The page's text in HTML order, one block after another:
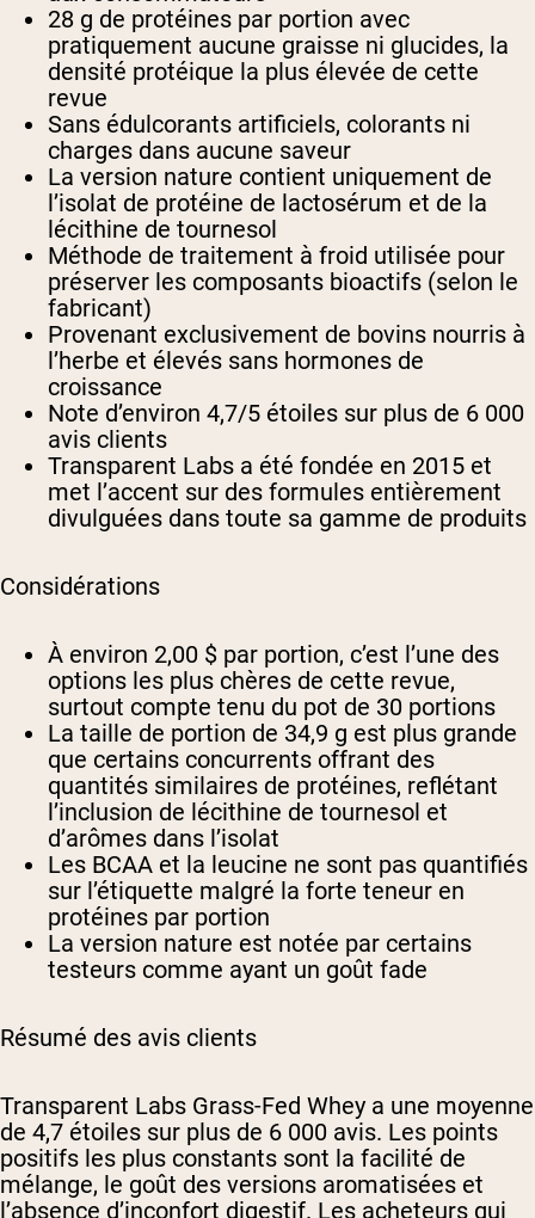
28 g de protéines par portion avec
pratiquement aucune graisse ni glucides, la
densité protéique la plus élevée de cette
revue
Sans édulcorants artificiels, colorants ni
charges dans aucune saveur
La version nature contient uniquement de
l’isolat de protéine de lactosérum et de la
lécithine de tournesol
Méthode de traitement à froid utilisée pour
préserver les composants bioactifs (selon le
fabricant)
Provenant exclusivement de bovins nourris à
l’herbe et élevés sans hormones de
croissance
Note d’environ 4,7/5 étoiles sur plus de 6 000
avis clients
Transparent Labs a été fondée en 2015 et
met l’accent sur des formules entièrement
divulguées dans toute sa gamme de produits
Considérations
À environ 2,00 $ par portion, c’est l’une des
options les plus chères de cette revue,
surtout compte tenu du pot de 30 portions
La taille de portion de 34,9 g est plus grande
que certains concurrents offrant des
quantités similaires de protéines, reflétant
l’inclusion de lécithine de tournesol et
d’arômes dans l’isolat
Les BCAA et la leucine ne sont pas quantifiés
sur l’étiquette malgré la forte teneur en
protéines par portion
La version nature est notée par certains
testeurs comme ayant un goût fade
Résumé des avis clients
Transparent Labs Grass-Fed Whey a une moyenne
de 4,7 étoiles sur plus de 6 000 avis. Les points
positifs les plus constants sont la facilité de
mélange, le goût des versions aromatisées et
l’absence d’inconfort digestif. Les acheteurs qui